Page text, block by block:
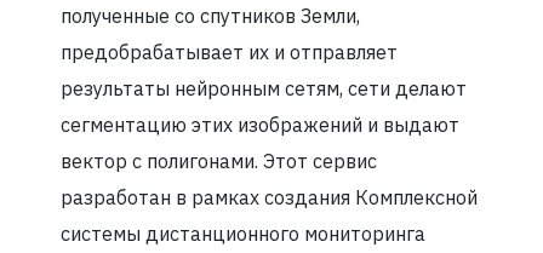
полученные со спутников Земли,
предобрабатывает их и отправляет
результаты нейронным сетям, сети делают
сегментацию этих изображений и выдают
вектор с полигонами. Этот сервис
разработан в рамках создания Комплексной
системы дистанционного мониторинга